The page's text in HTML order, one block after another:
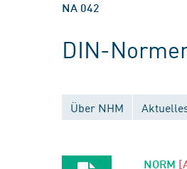
NA 042
DIN-
Über NHM
NORM